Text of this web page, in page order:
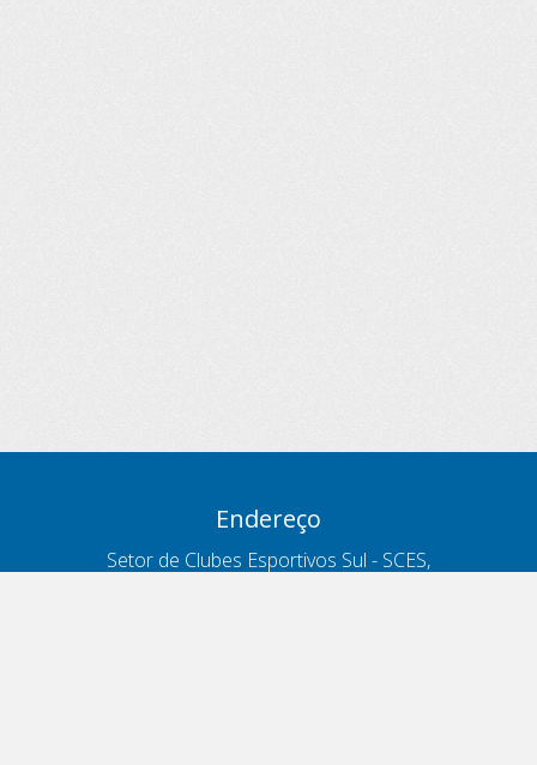
Endereço
Setor de Clubes Esportivos Sul - SCES,